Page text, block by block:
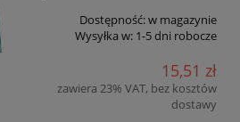
Dostępność:w magazynie
Wysyłka w: 1-5 dni robocze
15,51 zł
zawiera 23% VAT, bez kosztów
dostawy